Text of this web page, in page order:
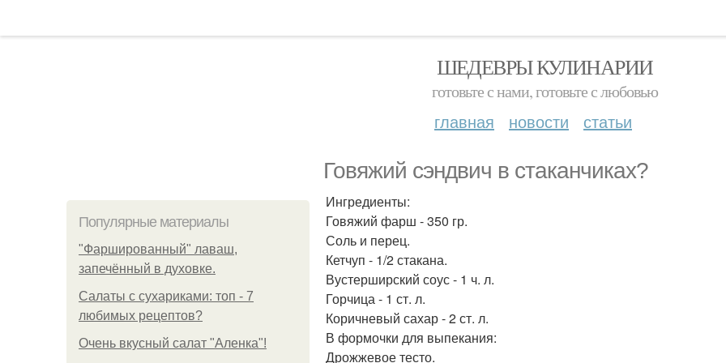
ШЕДЕВРЫ КУЛИНАРИИ
готовьте с нами, готовьте с любовью
главная новости статьи
Говяжий сэндвич в стаканчиках?
Популярные материалы
"Фаршированный" лаваш,
запечённый в духовке.
Салаты с сухариками: топ - 7
любимых рецептов?
Очень вкусный салат "Аленка"!
Ингредиенты:
Говяжий фарш - 350 гр.
Соль и перец.
Кетчуп - 1/2 стакана.
Вустерширский соус - 1 ч. л.
Горчица - 1 ст. л.
Коричневый сахар - 2 ст. л.
В формочки для выпекания:
Дрожжевое тесто.